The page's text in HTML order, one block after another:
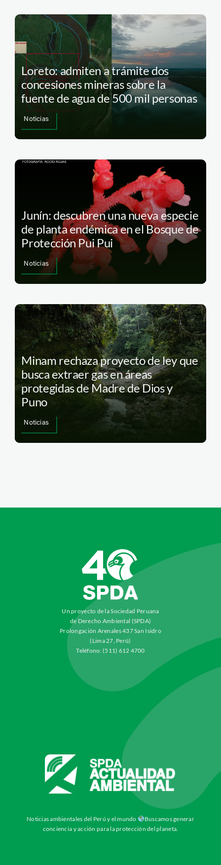
Loreto: admiten a trámite dos
concesiones mineras sobre la
fuente de agua de 500 mil personas
Noticias
Junín: descubren una nueva especie
de planta endémica en el Bosque de
Protección Pui Pui
Noticias
Minam rechaza proyecto de ley que
busca extraer gas en áreas
protegidas de Madre de Dios y
Puno
Noticias
Un proyecto de la Sociedad Peruana
de Derecho Ambiental (SPDA)
Prolongación Arenales 437 San Isidro
(Lima 27, Perú)
Teléfono: (511) 612 4700
Noticias ambientales del Perú y el mundo
Buscamos generar
conciencia y acción para la protección del planeta.